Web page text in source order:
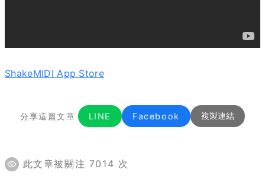
ShakeMIDI App Store
分享這篇文章 LINE Facebook 複製連結
此文章被關注 7014 次